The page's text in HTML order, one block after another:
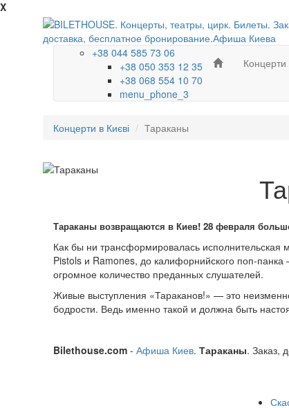
X
+38 044 585 73 06
+38 050 353 12 35
+38 068 554 10 70
menu_phone_3
Концерти
Концерти в Києві Тараканы
Тараканы возвращаются в Киев! 28 февраля
Как бы ни трансформировалась исполнительская
Pistols и Ramones, до калифорнийского поп-
огромное количество преданных слушателей.
Живые выступления «Тараканов!» — это
бодрости. Ведь именно такой и должна быть
Bilethouse.com - Афиша Киев. Тараканы. Заказ,